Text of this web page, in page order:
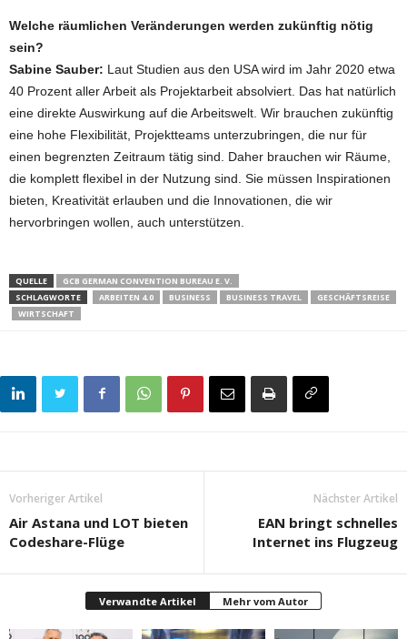
Welche räumlichen Veränderungen werden zukünftig nötig
sein?
Sabine Sauber: Laut Studien aus den USA wird im Jahr 2020 etwa
40 Prozent aller Arbeit als Projektarbeit absolviert. Das hat natürlich
eine direkte Auswirkung auf die Arbeitswelt. Wir brauchen zukünftig
eine hohe Flexibilität, Projektteams unterzubringen, die nur für
einen begrenzten Zeitraum tätig sind. Daher brauchen wir Räume,
die komplett flexibel in der Nutzung sind. Sie müssen Inspirationen
bieten, Kreativität erlauben und die Innovationen, die wir
hervorbringen wollen, auch unterstützen.
QUELLE
GCB GERMAN CONVENTION BUREAU E. V.
SCHLAGWORTE
ARBEITEN 4.0 BUSINESS BUSINESS TRAVEL
GESCHÄFTSREISE
WIRTSCHAFT
Vorheriger Artikel
Air Astana und LOT bieten
Codeshare-Flüge
Nächster Artikel
EAN bringt schnelles
Internet ins Flugzeug
Verwandte Artikel Mehr vom Autor